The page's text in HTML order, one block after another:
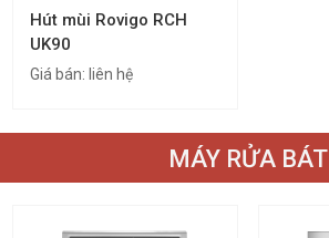
Hút mùi Rovigo RCH
UK90
Giá bán: liên hệ
MÁY RỬA BÁT